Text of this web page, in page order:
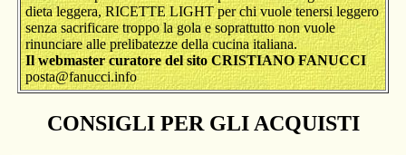
dieta leggera, RICETTE LIGHT per chi vuole tenersi leggero
senza sacrificare troppo la gola e soprattutto non vuole
rinunciare alle prelibatezze della cucina italiana.
Il webmaster curatore del sito CRISTIANO FANUCCI
posta@fanucci.info
CONSIGLI PER GLI ACQUISTI